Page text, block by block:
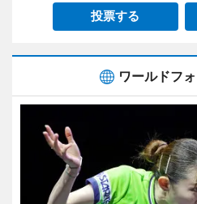
投票する
ワールドフ